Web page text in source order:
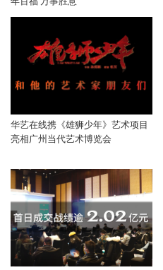
华艺在线携《雄狮少年》艺术项目
亮相广州当代艺术博览会